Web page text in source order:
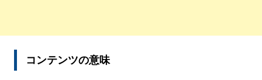
コンテンツの意味